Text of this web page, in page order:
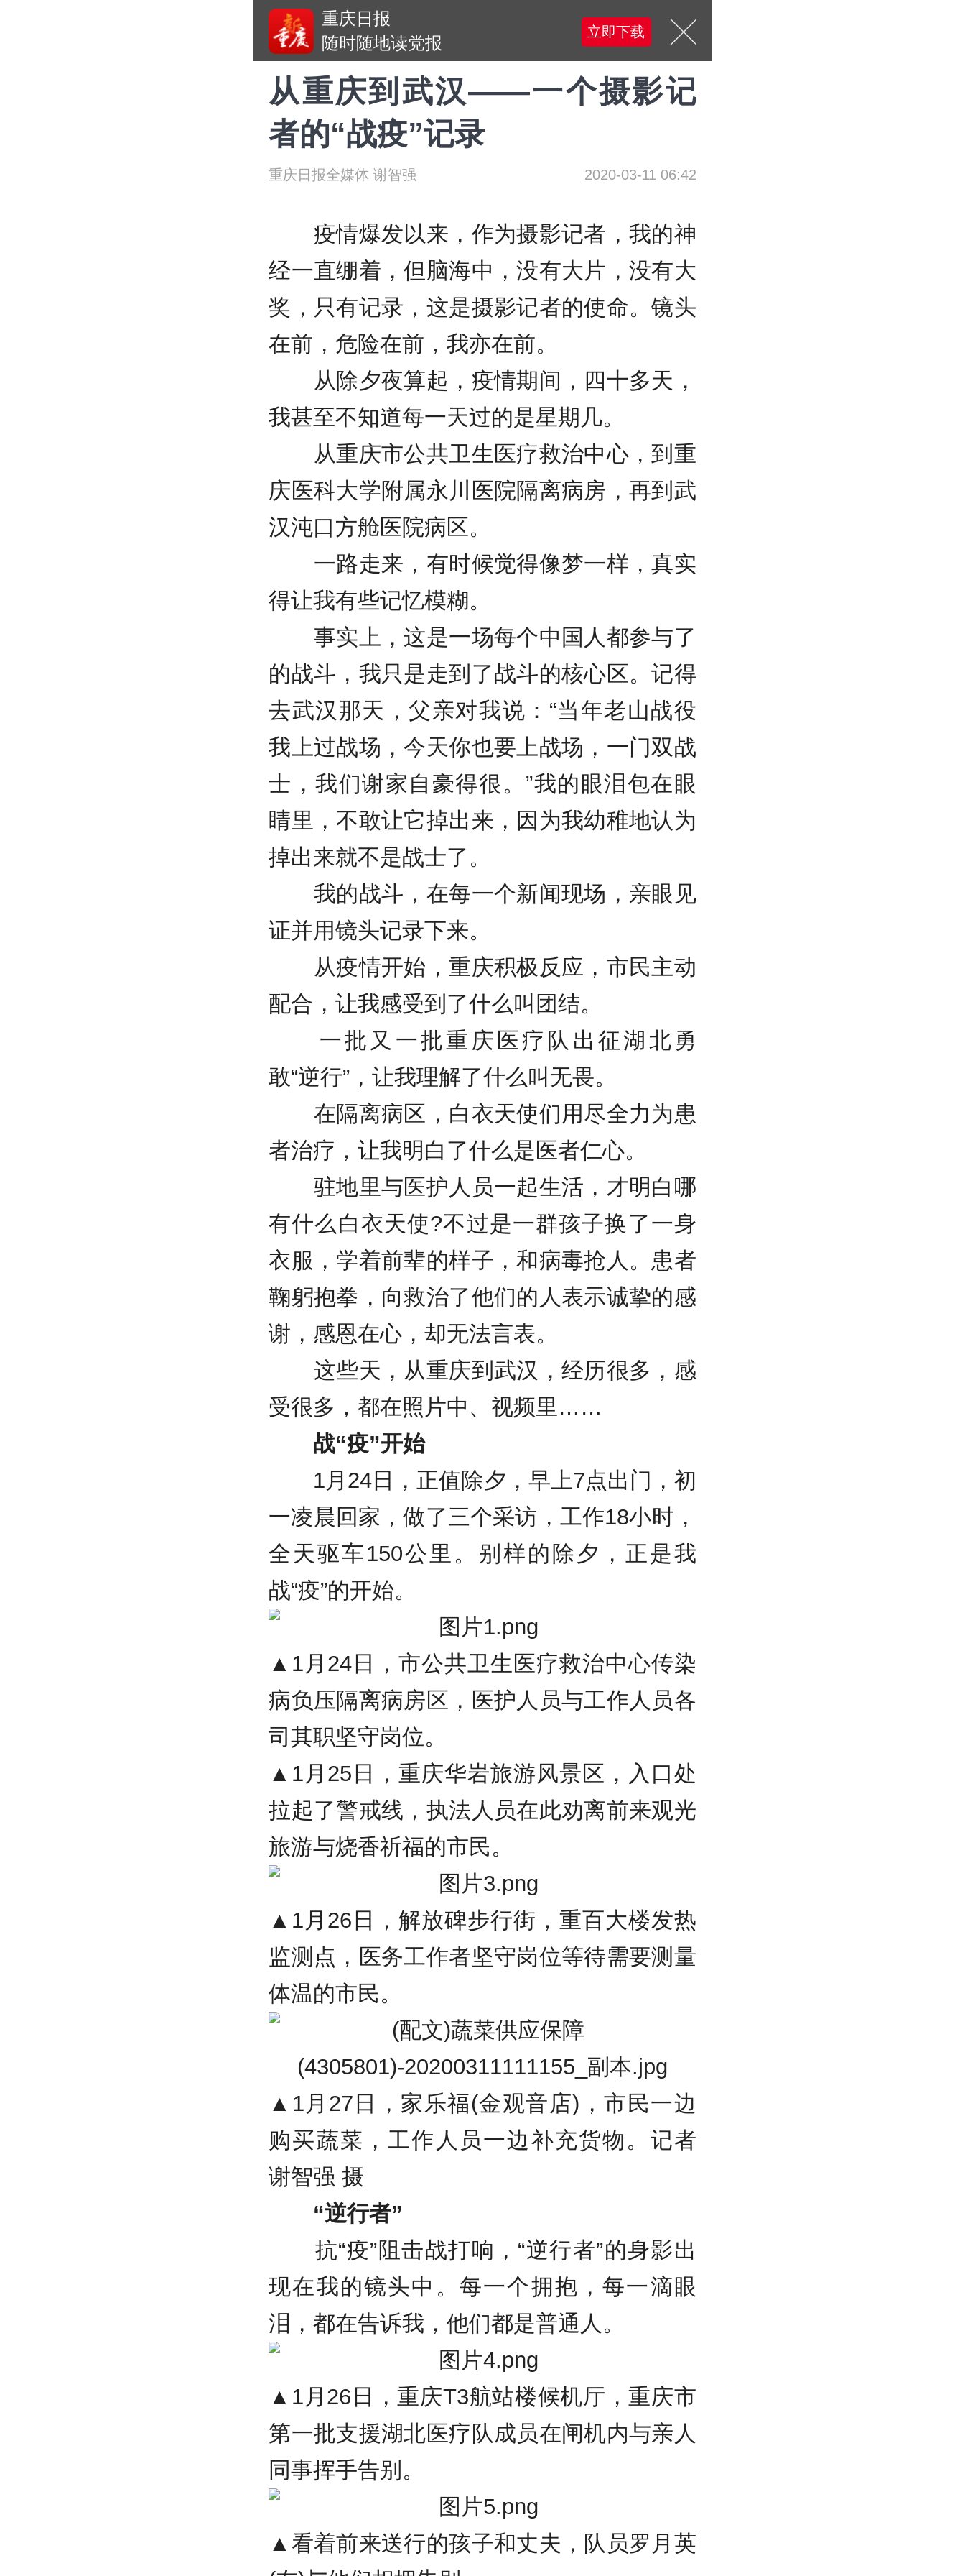
重庆日报
随时随地读党报
立即下载
从重庆到武汉——一个摄影记
者的“战疫”记录
重庆日报全媒体 谢智强 2020-03-11 06:42
疫情爆发以来，作为摄影记者，我的神
经一直绷着，但脑海中，没有大片，没有大
奖，只有记录，这是摄影记者的使命。镜头
在前，危险在前，我亦在前。
从除夕夜算起，疫情期间，四十多天，
我甚至不知道每一天过的是星期几。
从重庆市公共卫生医疗救治中心，到重
庆医科大学附属永川医院隔离病房，再到武
汉沌口方舱医院病区。
一路走来，有时候觉得像梦一样，真实
得让我有些记忆模糊。
事实上，这是一场每个中国人都参与了
的战斗，我只是走到了战斗的核心区。记得
去武汉那天，父亲对我说：“当年老山战役
我上过战场，今天你也要上战场，一门双战
士，我们谢家自豪得很。”我的眼泪包在眼
睛里，不敢让它掉出来，因为我幼稚地认为
掉出来就不是战士了。
我的战斗，在每一个新闻现场，亲眼见
证并用镜头记录下来。
从疫情开始，重庆积极反应，市民主动
配合，让我感受到了什么叫团结。
一批又一批重庆医疗队出征湖北勇
敢“逆行”，让我理解了什么叫无畏。
在隔离病区，白衣天使们用尽全力为患
者治疗，让我明白了什么是医者仁心。
驻地里与医护人员一起生活，才明白哪
有什么白衣天使?不过是一群孩子换了一身
衣服，学着前辈的样子，和病毒抢人。患者
鞠躬抱拳，向救治了他们的人表示诚挚的感
谢，感恩在心，却无法言表。
这些天，从重庆到武汉，经历很多，感
受很多，都在照片中、视频里……
战“疫”开始
1月24日，正值除夕，早上7点出门，初
一凌晨回家，做了三个采访，工作18小时，
全天驱车150公里。别样的除夕，正是我
战“疫”的开始。
▲1月24日，市公共卫生医疗救治中心传染
病负压隔离病房区，医护人员与工作人员各
司其职坚守岗位。
▲1月25日，重庆华岩旅游风景区，入口处
拉起了警戒线，执法人员在此劝离前来观光
旅游与烧香祈福的市民。
▲1月26日，解放碑步行街，重百大楼发热
监测点，医务工作者坚守岗位等待需要测量
体温的市民。
▲1月27日，家乐福(金观音店)，市民一边
购买蔬菜，工作人员一边补充货物。记者
谢智强 摄
“逆行者”
抗“疫”阻击战打响，“逆行者”的身影出
现在我的镜头中。每一个拥抱，每一滴眼
泪，都在告诉我，他们都是普通人。
▲1月26日，重庆T3航站楼候机厅，重庆市
第一批支援湖北医疗队成员在闸机内与亲人
同事挥手告别。
▲看着前来送行的孩子和丈夫，队员罗月英